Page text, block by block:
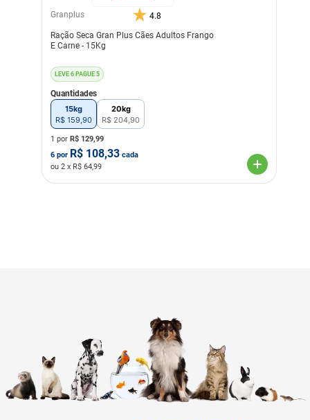
Granplus 4.8
Ração Seca Gran Plus Cães Adultos Frango
E Carne - 15Kg
LEVE 6 PAGUE 5
Quantidades
15kg
R$ 159,90
20kg
R$ 204,90
1 por R$ 129,99
6 por R$ 108,33 cada
ou 2 x R$ 64,99